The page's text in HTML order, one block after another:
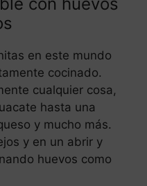
en este mundo
cocinado.
cualquier cosa,
hasta una
y mucho más.
y en un abrir y
huevos como